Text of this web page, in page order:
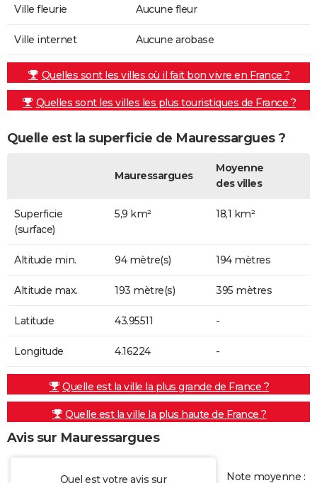
Ville fleurie Aucune fleur
Ville internet Aucune arobase
Quelles sont les villes où il fait bon vivre en France ?
Quelles sont les villes les plus touristiques de France ?
Quelle est la superficie de Mauressargues ?
Mauressargues
Moyenne
des villes
Superficie
(surface)
5,9 km² 18,1 km²
Altitude min. 94 mètre(s) 194 mètres
Altitude max. 193 mètre(s) 395 mètres
Latitude 43.95511 -
Longitude 4.16224 -
Quelle est la ville la plus grande de France ?
Quelle est la ville la plus haute de France ?
Avis sur Mauressargues
Quel est votre avis sur Note moyenne :